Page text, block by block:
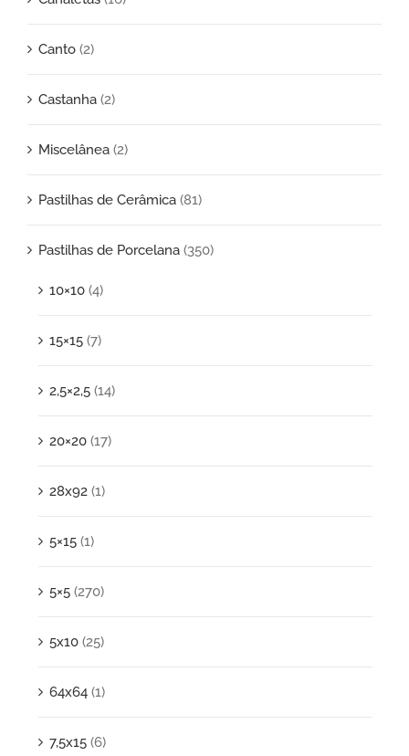
Canto (2)
Castanha (2)
Miscelânea (2)
Pastilhas de Cerâmica (81)
Pastilhas de Porcelana (350)
10×10 (4)
15×15 (7)
2,5×2,5 (14)
20×20 (17)
28x92 (1)
5×15 (1)
5×5 (270)
5x10 (25)
64x64 (1)
7,5x15 (6)